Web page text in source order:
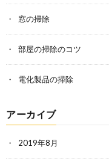
窓の掃除
部屋の掃除のコツ
電化製品の掃除
アーカイブ
2019年8月